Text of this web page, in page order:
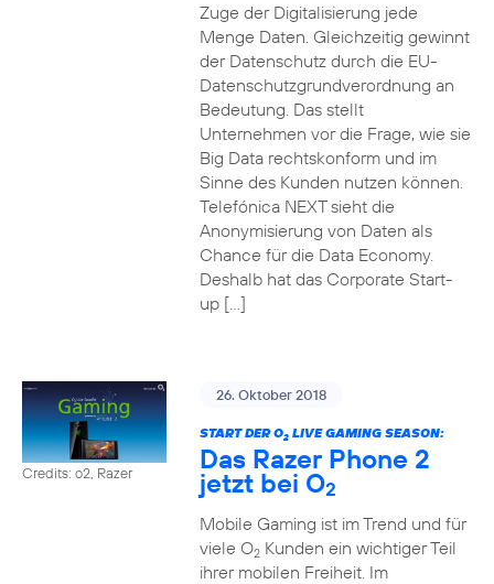
Zuge der Digitalisierung jede
Menge Daten. Gleichzeitig gewinnt
der Datenschutz durch die EU-
Datenschutzgrundverordnung an
Bedeutung. Das stellt
Unternehmen vor die Frage, wie sie
Big Data rechtskonform und im
Sinne des Kunden nutzen können.
Telefónica NEXT sieht die
Anonymisierung von Daten als
Chance für die Data Economy.
Deshalb hat das Corporate Start-
up […]
Credits: o2, Razer
26. Oktober 2018
START DER O2LIVE GAMING SEASON:
Das Razer Phone 2
jetzt bei O2
Mobile Gaming ist im Trend und für
viele O2Kunden ein wichtiger Teil
ihrer mobilen Freiheit. Im